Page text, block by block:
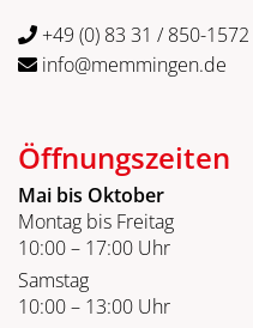
+49 (0) 83 31 / 850-1572
info@memmingen.de
Öffnungszeiten
Mai bis Oktober
Montag bis Freitag
10:00 – 17:00 Uhr
Samstag
10:00 – 13:00 Uhr